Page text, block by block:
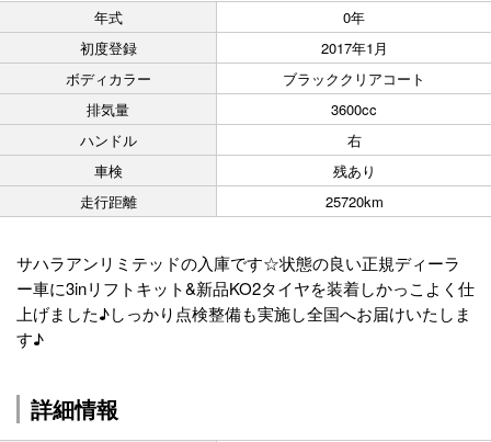
年式
0年
初度登録
2017年1月
ボディカラー
ブラッククリアコート
排気量
3600cc
ハンドル
右
車検
残あり
走行距離
25720km
サハラアンリミテッドの入庫です☆状態の良い正規ディーラ
ー車に3inリフトキット&新品KO2タイヤを装着しかっこよく仕
上げました♪しっかり点検整備も実施し全国へお届けいたしま
す♪
詳細情報